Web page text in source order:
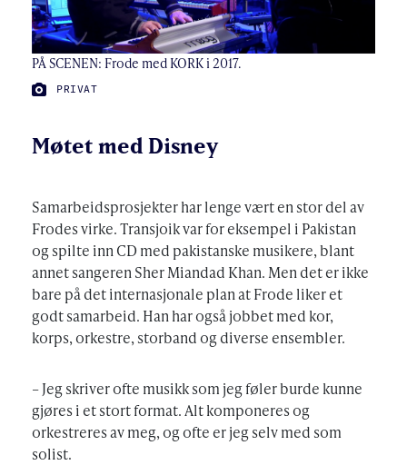
PÅ SCENEN: Frode med KORK i 2017.
FOTO:
PRIVAT
Møtet med Disney
Samarbeidsprosjekter har lenge vært en stor del av
Frodes virke. Transjoik var for eksempel i Pakistan
og spilte inn CD med pakistanske musikere, blant
annet sangeren Sher Miandad Khan. Men det er ikke
bare på det internasjonale plan at Frode liker et
godt samarbeid. Han har også jobbet med kor,
korps, orkestre, storband og diverse ensembler.
– Jeg skriver ofte musikk som jeg føler burde kunne
gjøres i et stort format. Alt komponeres og
orkestreres av meg, og ofte er jeg selv med som
solist.